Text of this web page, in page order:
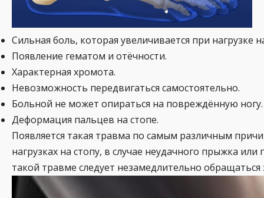
Сильная боль, которая увеличивается при нагрузке
Появление гематом и отёчности.
Характерная хромота.
Невозможность передвигаться самостоятельно.
Больной не может опираться на повреждённую ногу.
Деформация пальцев на стопе.
Появляется такая травма по самым различным
нагрузках на стопу, в случае неудачного прыжка
такой травме следует незамедлительно